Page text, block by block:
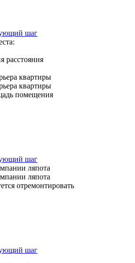
шаг
помещения
шаг
отремонтировать
шаг